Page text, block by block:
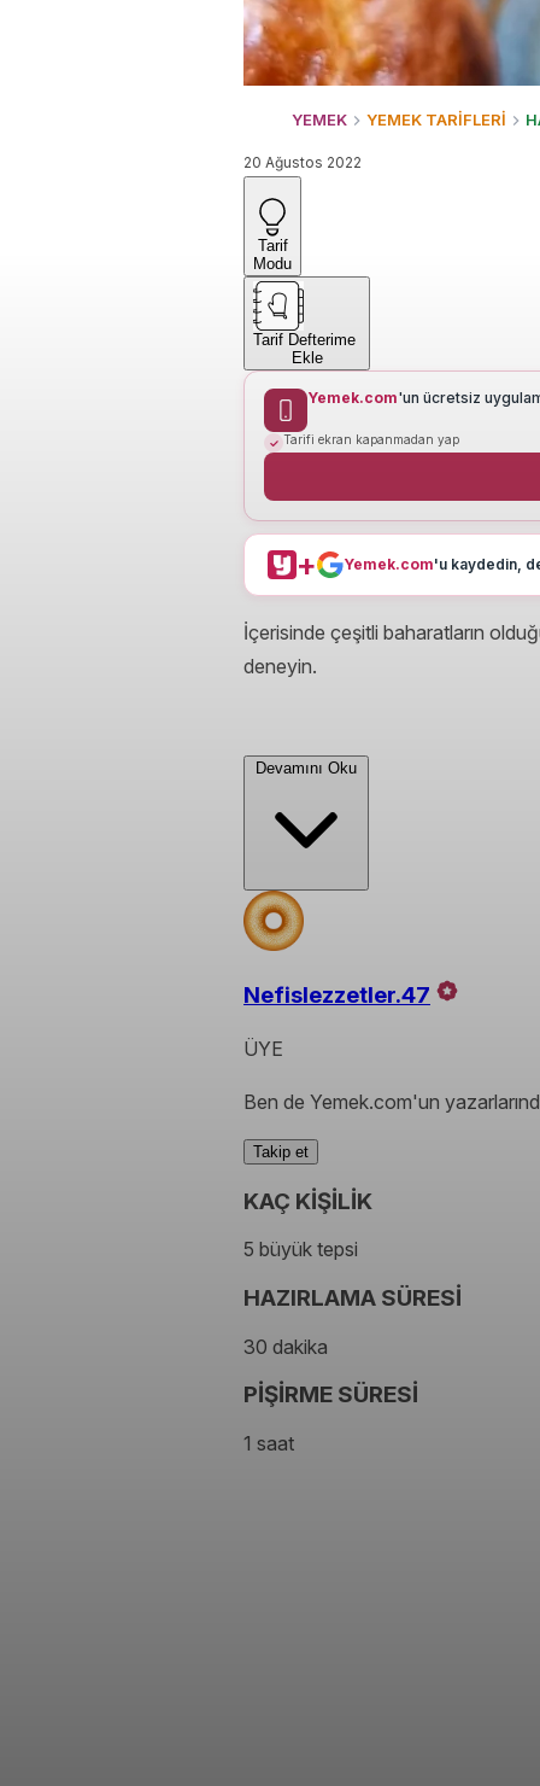
YEMEK YEMEK TARİFLERİ
20 Ağustos 2022
Tarif
Modu
Tarif Defterime
Ekle
Yemek.com'un ücretsiz
Tarifi ekran kapanmadan yap
+ Yemek.com'u kaydedin,
İçerisinde çeşitli baharatların
deneyin.
Devamını Oku
Nefislezzetler.47
ÜYE
Ben de Yemek.com'un
Takip et
KAÇ KİŞİLİK
5 büyük tepsi
HAZIRLAMA SÜRESİ
30 dakika
PİŞİRME SÜRESİ
1 saat